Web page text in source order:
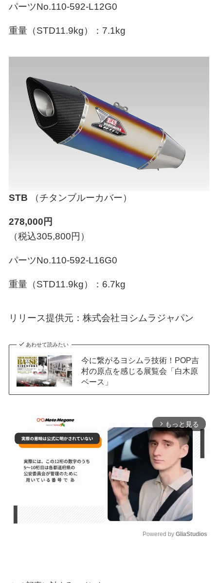
パーツNo.110-592-L12G0
重量（STD11.9kg）：7.1kg
STB （チタンブルーカバー）
278,000円
（税込305,800円）
パーツNo.110-592-L16G0
重量（STD11.9kg）：6.7kg
リリース提供元：株式会社ヨシムラジャパン
あわせて読みたい
今に繋がるヨシムラ技術！POP吉
村の原点を感じる展覧会「白木原
ベース」
arrow_forward_ios もっと見る
Powered by GliaStudios